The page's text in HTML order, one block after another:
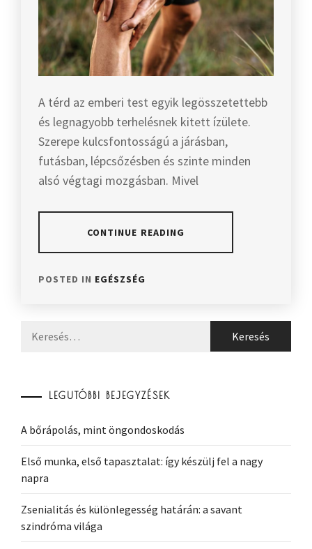
A térd az emberi test egyik legösszetettebb
és legnagyobb terhelésnek kitett ízülete.
Szerepe kulcsfontosságú a járásban,
futásban, lépcsőzésben és szinte minden
alsó végtagi mozgásban. Mivel
CONTINUE READING
POSTED IN EGÉSZSÉG
LEGUTÓBBI BEJEGYZÉSEK
A bőrápolás, mint öngondoskodás
Első munka, első tapasztalat: így készülj fel a nagy
napra
Zsenialitás és különlegesség határán: a savant
szindróma világa